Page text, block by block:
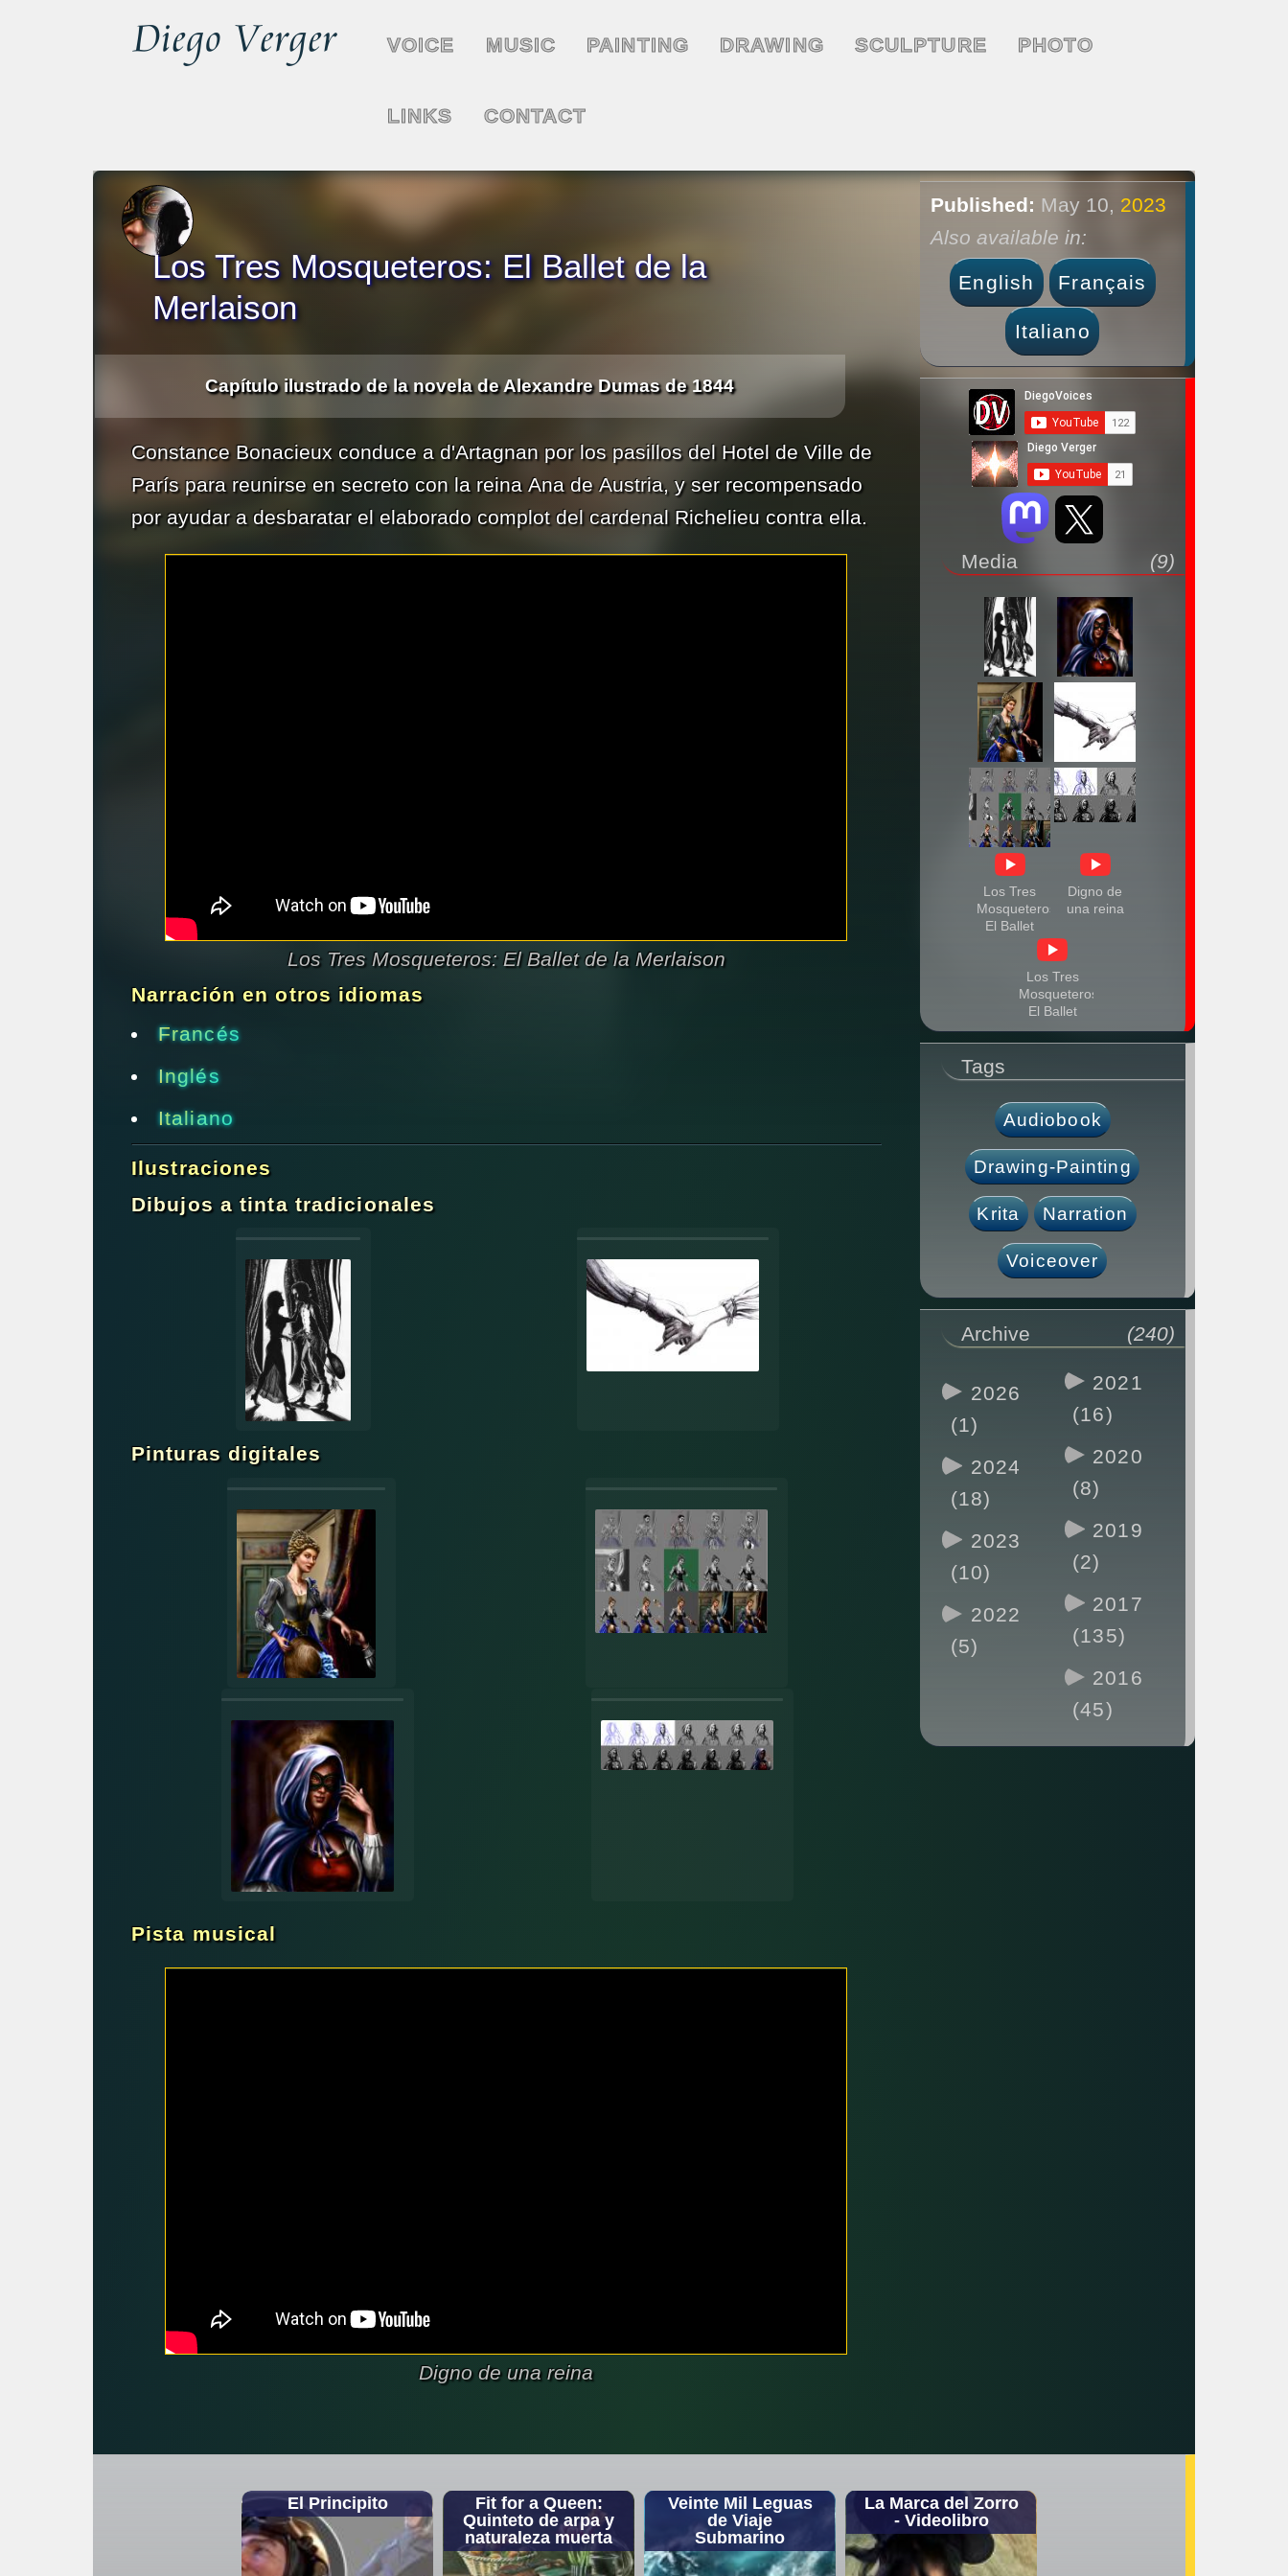
VOICE MUSIC PAINTING DRAWING SCULPTURE PHOTO
LINKS CONTACT
Published: May 10, 2023
Also available in:
English Français
Italiano
Los Tres Mosqueteros: El Ballet de la
Merlaison
Capítulo ilustrado de la novela de Alexandre Dumas de 1844
Constance Bonacieux conduce a d'Artagnan por los pasillos del Hotel de Ville de
París para reunirse en secreto con la reina Ana de Austria, y ser recompensado
por ayudar a desbaratar el elaborado complot del cardenal Richelieu contra ella.
Los Tres Mosqueteros: El Ballet de la Merlaison
Narración en otros idiomas
Francés
Inglés
Italiano
Ilustraciones
Dibujos a tinta tradicionales
Pinturas digitales
Pista musical
Digno de una reina
Media (9)
Los Tres
Mosqueteros:
El Ballet
Merlaison
[Inglés]
Digno de
una reina
Los Tres
Mosqueteros:
El Ballet
de la
Merlaison
Tags
Audiobook
Drawing-Painting
Krita Narration
Voiceover
Archive (240)
2026
(1)
2024
(18)
2023
(10)
2022
(5)
2021
(16)
2020
(8)
2019
(2)
2017
(135)
2016
(45)
El Principito
Fit for a Queen:
Quinteto de arpa y
naturaleza muerta
Veinte Mil Leguas
de Viaje
Submarino
La Marca del Zorro
- Videolibro